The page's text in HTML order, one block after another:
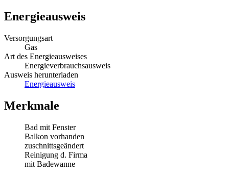
Energieausweis
Versorgungsart
Gas
Art des Energieausweises
Energieverbrauchsausweis
Ausweis herunterladen
Energieausweis
Merkmale
Bad mit Fenster
Balkon vorhanden
zuschnittsgeändert
Reinigung d. Firma
mit Badewanne